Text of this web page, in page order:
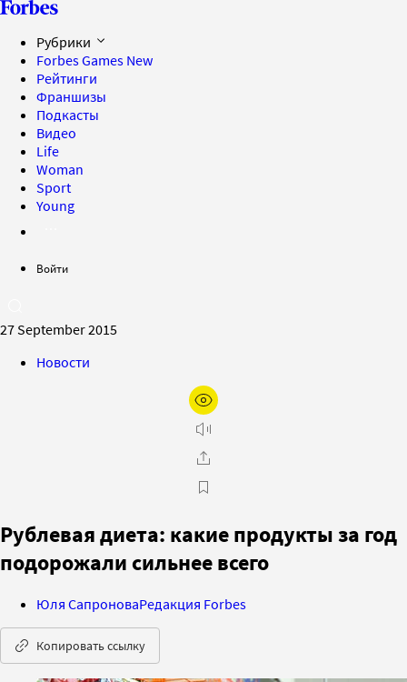
Рубрики
Forbes Games New
Рейтинги
Франшизы
Подкасты
Видео
Life
Woman
Sport
Young
Войти
27 September 2015
Новости
Рублевая диета: какие продукты за год
подорожали сильнее всего
Юля СапроноваРедакция Forbes
Копировать ссылку